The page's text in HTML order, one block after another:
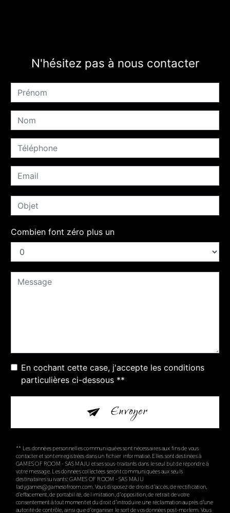
N'hésitez pas à nous contacter
Combien font zéro plus un
En cochant cette case, j'accepte les conditions
particulières ci-dessous **
Envoyer
** Les données personnelles communiquées sont nécessaires aux fins de vous
contacter et sont enregistrées dans un fichier informatisé. Elles sont destinées à
GAMES OF ROOM - SAS MAJU et ses sous-traitants dans le seul but de répondre à
votre message. Les données collectées seront communiquées aux seuls
destinataires suivants: GAMES OF ROOM - SAS MAJU
ladygames@gamesofroom.com. Vous disposez de droits d’accès, de rectification,
d’effacement, de portabilité, de limitation, d’opposition, de retrait de votre
consentement à tout moment et du droit d’introduire une réclamation auprès d’une
autorité de contrôle, ainsi que d’organiser le sort de vos données post-mortem. Vous